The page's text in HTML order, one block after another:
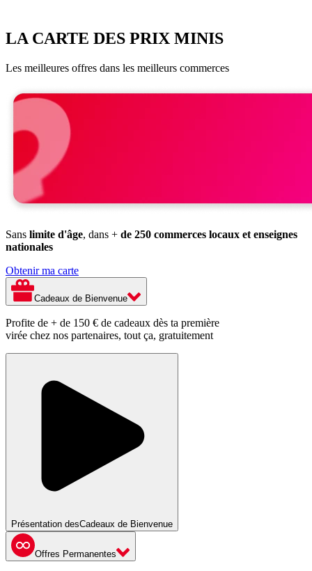
LA CARTE DES PRIX MINIS
Les meilleures offres dans les meilleurs commerces
Sans limite d'âge, dans + de 250 commerces locaux et enseignes
nationales
Obtenir ma carte
Cadeaux de Bienvenue
Profite de + de 150 € de cadeaux dès ta première
virée chez nos partenaires, tout ça, gratuitement
Présentation desCadeaux de Bienvenue
Offres Permanentes